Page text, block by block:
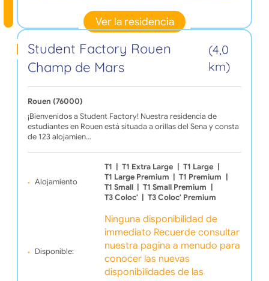
Ver la residencia
Student Factory Rouen
Champ de Mars
(4,0
km)
Rouen (76000)
¡Bienvenidos a Student Factory! Nuestra residencia de
estudiantes en Rouen está situada a orillas del Sena y consta
de 123 alojamien…
Alojamiento
T1 | T1 Extra Large | T1 Large |
T1 Large Premium | T1 Premium |
T1 Small | T1 Small Premium |
T3 Coloc' | T3 Coloc' Premium
Disponible:
Ninguna disponibilidad de
immediato Recuerde consultar
nuestra pagina a menudo para
conocer las nuevas
disponibilidades de las